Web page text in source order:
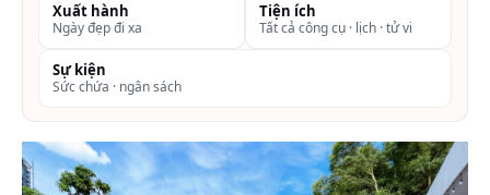
Xuất hành
Ngày đẹp đi xa
Tiện ích
Tất cả công cụ · lịch · tử vi
Sự kiện
Sức chứa · ngân sách